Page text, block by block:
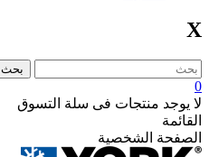
X
بحث
0
لا يوجد منتجات فى سلة التسوق
القائمة
الصفحة الشخصية